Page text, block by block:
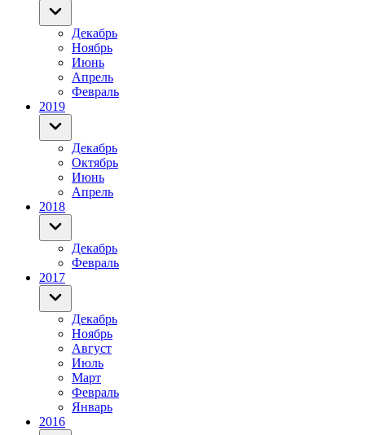
Декабрь
Ноябрь
Июнь
Апрель
Февраль
2019
Декабрь
Октябрь
Июнь
Апрель
2018
Декабрь
Февраль
2017
Декабрь
Ноябрь
Август
Июль
Март
Февраль
Январь
2016